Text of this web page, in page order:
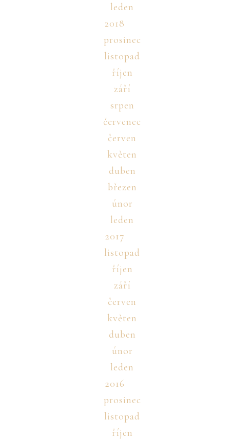
leden
2018
prosinec
listopad
říjen
září
srpen
červenec
červen
květen
duben
březen
únor
leden
2017
listopad
říjen
září
červen
květen
duben
únor
leden
2016
prosinec
listopad
říjen